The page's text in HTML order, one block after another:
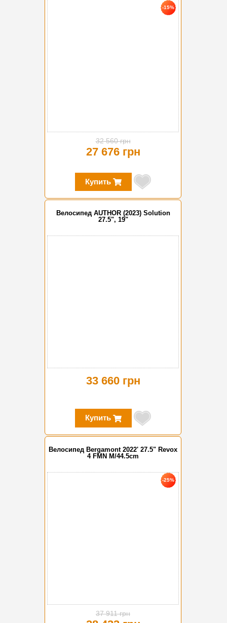
-15%
32 560 грн
27 676 грн
Купить
Велосипед AUTHOR (2023) Solution
27.5", 19"
33 660 грн
Купить
Велосипед Bergamont 2022' 27.5" Revox
4 FMN M/44.5cm
-25%
37 911 грн